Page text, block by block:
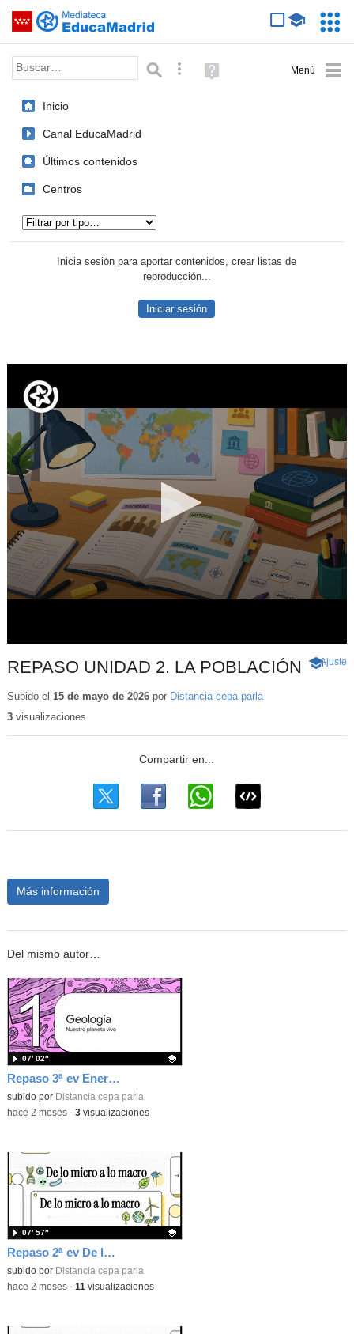
Saltar navegación
Palabra o frase: Búsqueda avanzada
Ayuda
(en
Inicio
Canal EducaMadrid
Últimos contenidos
Centros
Inicia sesión para aportar contenidos, crear listas de
reproducción...
Iniciar sesión
REPASO UNIDAD 2. LA POBLACIÓN
-
Ajuste
Subido el 15 de mayo de 2026por Distancia cepa parla
3visualizaciones
Más información
Del mismo autor…
Repaso 3ª ev Energía, Geología, Programación y Digitalización
Contenido educativo.
subido por Distancia cepa parla
07′ 02″
-hace 2 meses- 3visualizaciones
Repaso 2ª ev De lo micro a lo macro...Célula, Cuerpo humano y Ecología
Contenido educativo.
subido por Distancia cepa parla
07′ 57″
-hace 2 meses- 11 visualizaciones